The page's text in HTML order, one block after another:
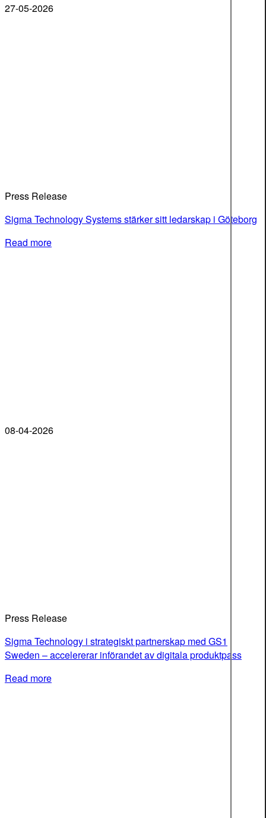
27-05-2026
Press Release
Sigma Technology Systems stärker sitt ledarskap i Göteborg
Read more
08-04-2026
Press Release
Sigma Technology i strategiskt partnerskap med GS1
Sweden – accelererar införandet av digitala produktpass
Read more